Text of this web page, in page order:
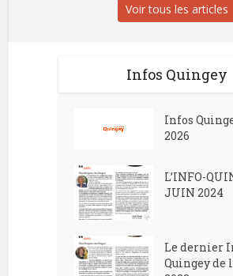
Voir tous les articles
Infos Quingey
Infos
2026
L’INFO-
JUIN 2024
Le dernier
Quingey de